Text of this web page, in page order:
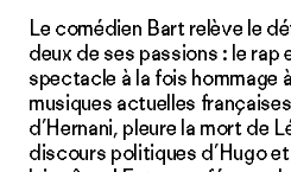
Le comédien Bart relève le
deux de ses passions : le rap
spectacle à la fois hommage
musiques actuelles
d’Hernani, pleure la mort de
discours politiques d’Hugo